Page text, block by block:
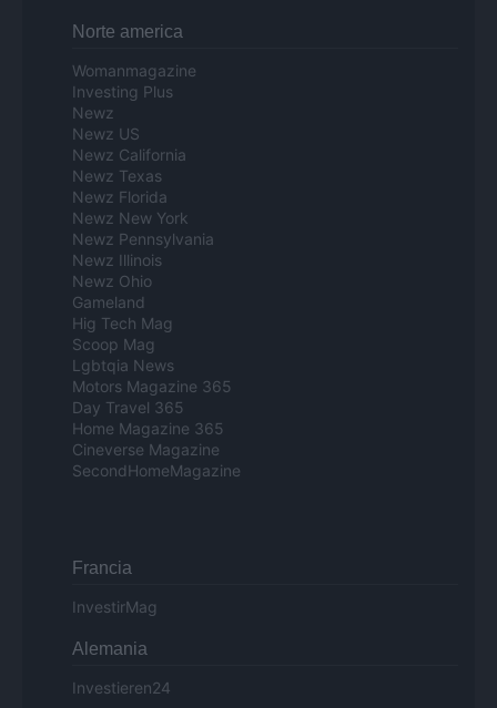
Norte america
Womanmagazine
Investing Plus
Newz
Newz US
Newz California
Newz Texas
Newz Florida
Newz New York
Newz Pennsylvania
Newz Illinois
Newz Ohio
Gameland
Hig Tech Mag
Scoop Mag
Lgbtqia News
Motors Magazine 365
Day Travel 365
Home Magazine 365
Cineverse Magazine
SecondHomeMagazine
Francia
InvestirMag
Alemania
Investieren24